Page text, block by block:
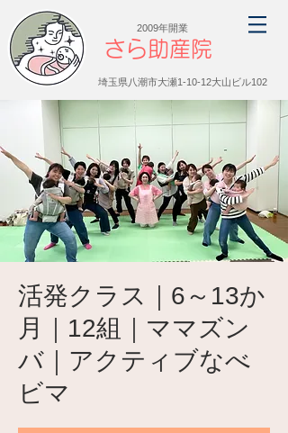
さら助産院
埼玉県八潮市大瀬1-10-12大山ビル102
2009年開業
活発クラス｜6～13か
月｜12組｜ママズン
バ｜アクティブなべ
ビマ